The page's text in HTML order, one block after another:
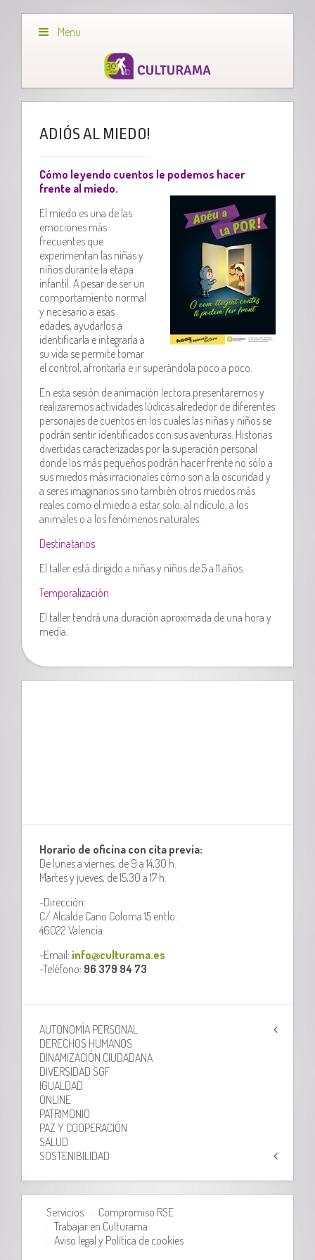
Menu
ADIÓS AL MIEDO!
Cómo leyendo cuentos le podemos hacer
frente al miedo.
El miedo es una de las
emociones más
frecuentes que
experimentan las niñas y
niños durante la etapa
infantil. A pesar de ser un
comportamiento normal
y necesario a esas
edades, ayudarlos a
identificarla e integrarla a
su vida se permite tomar
el control, afrontarla e ir superándola poco a poco.
En esta sesión de animación lectora presentaremos y
realizaremos actividades lúdicas alrededor de diferentes
personajes de cuentos en los cuales las niñas y niños se
podrán sentir identificados con sus aventuras. Historias
divertidas caracterizadas por la superación personal
donde los más pequeños podrán hacer frente no sólo a
sus miedos más irracionales cómo son a la oscuridad y
a seres imaginarios sino también otros miedos más
reales como el miedo a estar solo, al ridículo, a los
animales o a los fenómenos naturales.
Destinatarios
El taller está dirigido a niñas y niños de 5 a 11 años.
Temporalización
El taller tendrá una duración aproximada de una hora y
media.
Horario de oficina con cita previa:
De lunes a viernes, de 9 a 14,30 h.
Martes y jueves, de 15,30 a 17 h.
-Dirección:
C/ Alcalde Cano Coloma 15 entlo.
46022 Valencia.
-Email: info@culturama.es
-Teléfono: 96 379 94 73
AUTONOMÍA PERSONAL
DERECHOS HUMANOS
DINAMIZACIÓN CIUDADANA
DIVERSIDAD SGF
IGUALDAD
ONLINE
PATRIMONIO
PAZ Y COOPERACIÓN
SALUD
SOSTENIBILIDAD
Servicios
Compromiso RSE
Trabajar en Culturama
Aviso legal y Política de cookies